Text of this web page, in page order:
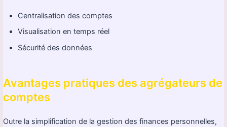
Centralisation des comptes
Visualisation en temps réel
Sécurité des données
Avantages pratiques des agrégateurs de
comptes
Outre la simplification de la gestion des finances personnelles,